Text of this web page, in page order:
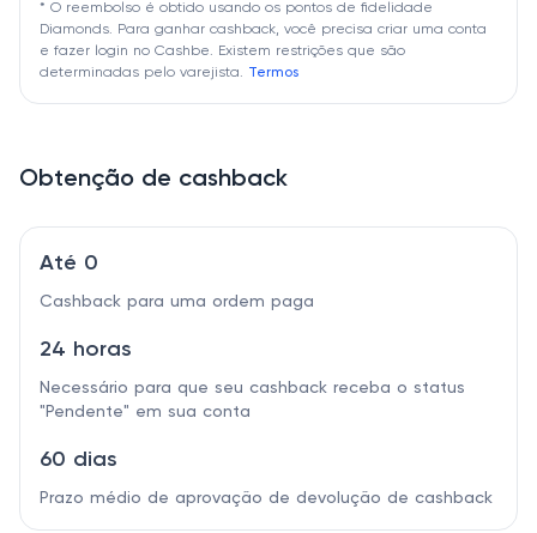
* O reembolso é obtido usando os pontos de fidelidade
Diamonds. Para ganhar cashback, você precisa criar uma conta
e fazer login no Cashbe. Existem restrições que são
determinadas pelo varejista. Termos
Obtenção de cashback
Até 0
Cashback para uma ordem paga
24 horas
Necessário para que seu cashback receba o status
"Pendente" em sua conta
60 dias
Prazo médio de aprovação de devolução de cashback